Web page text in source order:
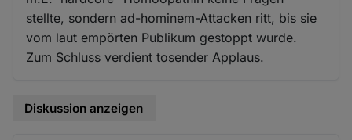
stellte, sondern ad-hominem-Attacken ritt, bis sie
vom laut empörten Publikum gestoppt wurde.
Zum Schluss verdient tosender Applaus.
Diskussion anzeigen